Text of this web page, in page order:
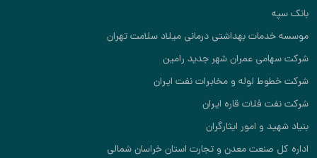
بانک سپه
موسسه خدمات بهداشتی درمانی میلاد سلامت تهران
شرکت سهامی عمران شهر جدید رامین
شرکت خطوط لوله و مخابرات نفت ایران
شرکت نفت فلات قاره ایران
بنیاد شهید و امور ایثارگران
اداره کل صنعت معدن و تجارت استان خراسان شمالی